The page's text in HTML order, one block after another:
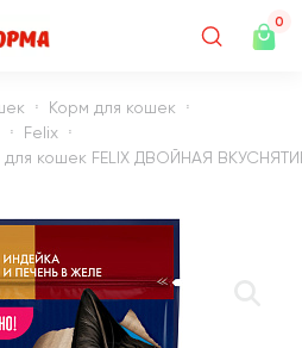
0
Корм для кошек
Felix
кошек FELIX ДВОЙНАЯ